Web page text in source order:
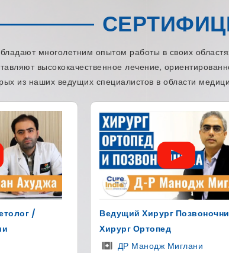
многолетним опытом работы в своих
высококачественное лечение,
из наших ведущих специалистов в области
И
Для Изменение Цвета Глаз И
Пересадка Роговицы В Индии
Др Сурадж Мунджал